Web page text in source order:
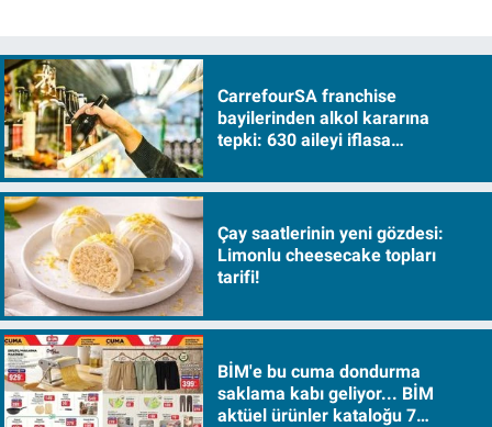
CarrefourSA franchise
bayilerinden alkol kararına
tepki: 630 aileyi iflasa
Çay saatlerinin yeni gözdesi:
Limonlu cheesecake topları
tarifi!
BİM'e bu cuma dondurma
saklama kabı geliyor... BİM
aktüel ürünler kataloğu 7